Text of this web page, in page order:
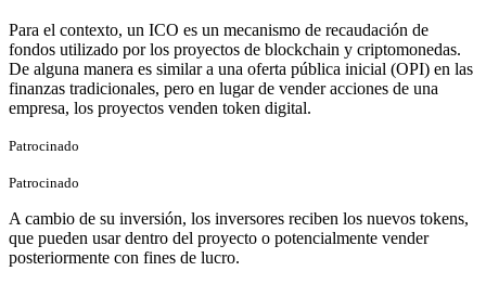
Para el contexto, un ICO es un mecanismo de recaudación de
fondos utilizado por los proyectos de blockchain y criptomonedas.
De alguna manera es similar a una oferta pública inicial (OPI) en las
finanzas tradicionales, pero en lugar de vender acciones de una
empresa, los proyectos venden token digital.
Patrocinado
Patrocinado
A cambio de su inversión, los inversores reciben los nuevos tokens,
que pueden usar dentro del proyecto o potencialmente vender
posteriormente con fines de lucro.